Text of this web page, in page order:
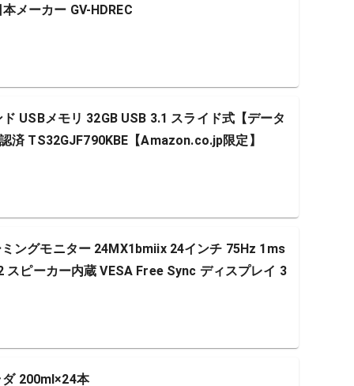
メーカー GV-HDREC
USBメモリ 32GB USB 3.1 スライド式【データ
済 TS32GJF790KBE【Amazon.co.jp限定】
ングモニター 24MX1bmiix 24インチ 75Hz 1ms
スピーカー内蔵 VESA Free Sync ディスプレイ 3
200ml×24本